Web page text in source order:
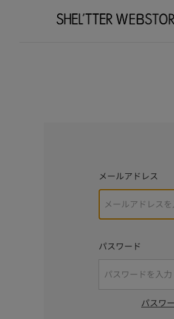
メールアドレス
パスワード
パスワ